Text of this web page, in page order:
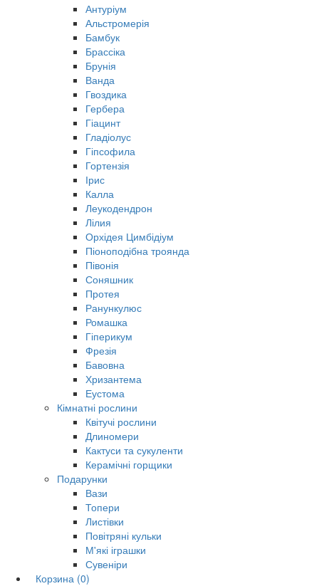
Антуріум
Альстромерія
Бамбук
Брассіка
Брунія
Ванда
Гвоздика
Гербера
Гіацинт
Гладіолус
Гіпсофила
Гортензія
Ірис
Калла
Леукодендрон
Лілия
Орхідея Цимбідіум
Піоноподібна троянда
Півонія
Соняшник
Протея
Ранункулюс
Ромашка
Гіперикум
Фрезія
Бавовна
Хризантема
Еустома
Кімнатні рослини
Квітучі рослини
Длиномери
Кактуси та сукуленти
Керамічні горщики
Подарунки
Вази
Топери
Листівки
Повітряні кульки
М'які іграшки
Сувеніри
Корзина (0)